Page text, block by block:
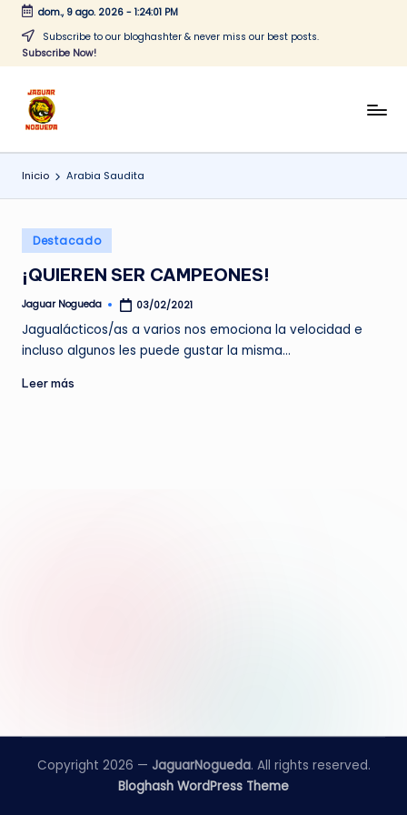
Saltar
dom., 9 ago. 2026- 1:24:01 PM
Subscribe to our bloghashter & never miss our best posts.
Subscribe Now!
J
a
g
a
r
N
o
g
u
CONTENIDO
Inicio Arabia Saudita
Publicado
en
Destacado
¡QUIEREN SER CAMPEONES!
Publicado
Jaguar Nogueda 03/02/2021
Jagualácticos/as a varios nos emociona la velocidad e
incluso algunos les puede gustar la misma…
Leer más
Copyright 2026 — JaguarNogueda. All rights reserved.
Bloghash WordPress Theme